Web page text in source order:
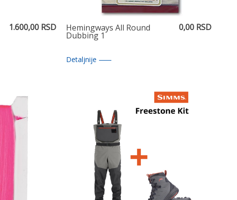
1.600,00 RSD Hemingways All Round
Dubbing 1
0,00 RSD
Detaljnije